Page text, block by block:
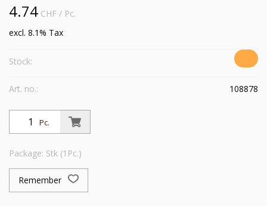
4.74 CHF / Pc.
excl. 8.1% Tax
Stock:
Art. no.: 108878
Pc.
Package: Stk (1Pc.)
Remember